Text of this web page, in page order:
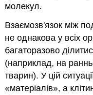
молекул.
Взаємозв'язок між
не однакова у всіх
багаторазово
(наприклад, на
тварин). У цій
«матеріалів», а